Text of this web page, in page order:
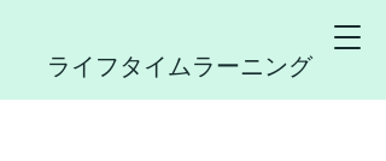
ライフタイムラーニング